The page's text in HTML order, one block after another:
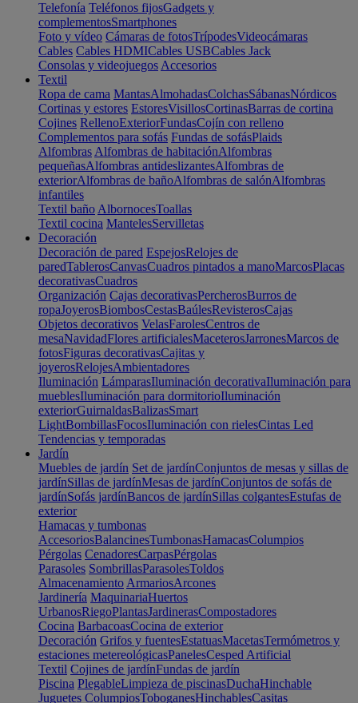
Telefonía Teléfonos fijosGadgets y
complementosSmartphones
Foto y vídeo Cámaras de fotosTrípodesVideocámaras
Cables Cables HDMICables USBCables Jack
Consolas y videojuegos Accesorios
Textil
Ropa de cama MantasAlmohadasColchasSábanasNórdicos
Cortinas y estores EstoresVisillosCortinasBarras de cortina
Cojines RellenoExteriorFundasCojín con relleno
Complementos para sofás Fundas de sofásPlaids
Alfombras Alfombras de habitaciónAlfombras
pequeñasAlfombras antideslizantesAlfombras de
exteriorAlfombras de bañoAlfombras de salónAlfombras
infantiles
Textil baño AlbornocesToallas
Textil cocina MantelesServilletas
Decoración
Decoración de pared EspejosRelojes de
paredTablerosCanvasCuadros pintados a manoMarcosPlacas
decorativasCuadros
Organización Cajas decorativasPercherosBurros de
ropaJoyerosBiombosCestasBaúlesRevisterosCajas
Objetos decorativos VelasFarolesCentros de
mesaNavidadFlores artificialesMaceterosJarronesMarcos de
fotosFiguras decorativasCajitas y
joyerosRelojesAmbientadores
Iluminación LámparasIluminación decorativaIluminación para
mueblesIluminación para dormitorioIluminación
exteriorGuirnaldasBalizasSmart
LightBombillasFocosIluminación con rielesCintas Led
Tendencias y temporadas
Jardín
Muebles de jardín Set de jardínConjuntos de mesas y sillas de
jardínSillas de jardínMesas de jardínConjuntos de sofás de
jardínSofás jardínBancos de jardínSillas colgantesEstufas de
exterior
Hamacas y tumbonas
AccesoriosBalancinesTumbonasHamacasColumpios
Pérgolas CenadoresCarpasPérgolas
Parasoles SombrillasParasolesToldos
Almacenamiento ArmariosArcones
Jardinería MaquinariaHuertos
UrbanosRiegoPlantasJardinerasCompostadores
Cocina BarbacoasCocina de exterior
Decoración Grifos y fuentesEstatuasMacetasTermómetros y
estaciones metereológicasPanelesCesped Artificial
Textil Cojines de jardínFundas de jardín
Piscina PlegableLimpieza de piscinasDuchaHinchable
Juguetes ColumpiosToboganesHinchablesCasitas